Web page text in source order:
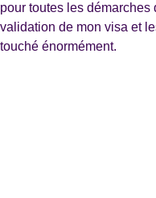
pour toutes les démarches
validation de mon visa et
touché énormément.